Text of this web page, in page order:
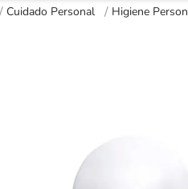
Cuidado Personal Higiene